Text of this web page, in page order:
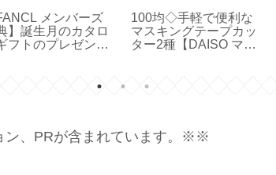
ーヒースケール】
やすい！エペイオ
便利なアシストモ
【 COLLEND 】ワイヤ
ーバスケットトロリー
で便利な見せる収納
ン、PRが含まれています。※※